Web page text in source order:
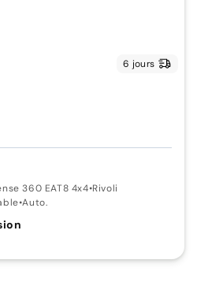
6 jours
360 EAT8 4x4•Rivoli
•Auto.